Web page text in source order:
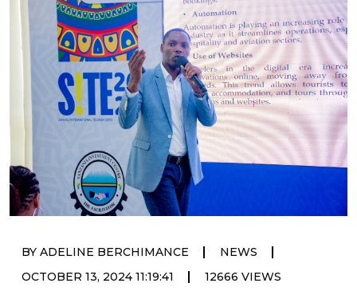
BY ADELINE BERCHIMANCE | NEWS |
OCTOBER 13, 2024 11:19:41 | 12666 VIEWS